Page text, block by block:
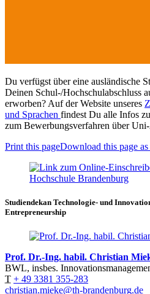
Du verfügst über eine ausländische
Deinen Schul-/Hochschulabschluss
erworben? Auf der Website unseres
und Sprachen findest Du alle Infos
zum Bewerbungsverfahren über
Print this pageDownload this page
Studiendekan Technologie- und
Entrepreneurship
Prof. Dr.-Ing. habil. Christian
BWL, insbes.
T + 49 3381 355-283
christian.mieke@th-brandenburg.de